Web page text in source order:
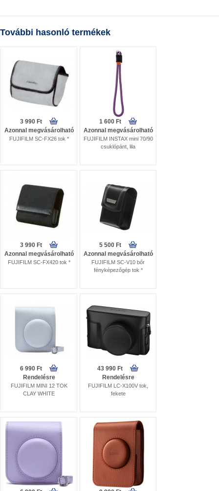
További hasonló termékek
3 990 Ft
Azonnal megvásárolható
FUJIFILM SC-FX26 tok *
1 600 Ft
Azonnal megvásárolható
FUJIFILM INSTAX mini 70/90
csuklópánt, lila
3 990 Ft
Azonnal megvásárolható
FUJIFILM SC-FX420 tok *
5 500 Ft
Azonnal megvásárolható
FUJIFILM SC-V10 bőr
fényképezőgép tok *
6 990 Ft
Rendelésre
FUJIFILM MINI 12 TOK
CLAY WHITE
43 990 Ft
Rendelésre
FUJIFILM LC-X100V tok,
fekete